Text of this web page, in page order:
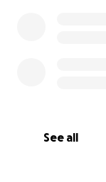
See all